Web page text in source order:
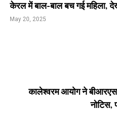
n
केरल में बाल-बाल बच गई महिला,
May 20, 2025
कालेश्वरम आयोग ने
नोटिस,